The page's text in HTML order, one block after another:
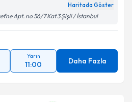
Haritada Göster
Apt. no 56/7 Kat 3 Şişli / İstanbul
Yarın
11:00 Daha Fazla